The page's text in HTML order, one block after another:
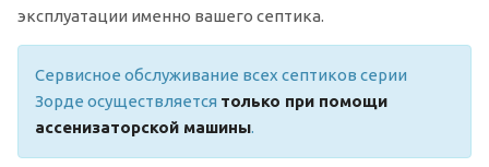
эксплуатации именно вашего септика.
Сервисное обслуживание всех септиков серии
Зорде осуществляется только при помощи
ассенизаторской машины.